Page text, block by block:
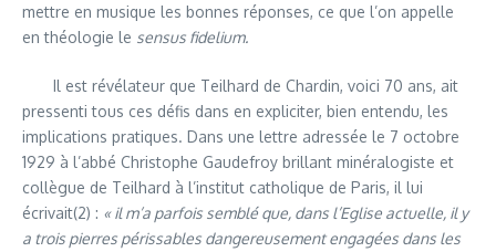
mettre en musique les bonnes réponses, ce que l’on appelle
en théologie le sensus fidelium.
Il est révélateur que Teilhard de Chardin, voici 70 ans, ait
pressenti tous ces défis dans en expliciter, bien entendu, les
implications pratiques. Dans une lettre adressée le 7 octobre
1929 à l’abbé Christophe Gaudefroy brillant minéralogiste et
collègue de Teilhard à l’institut catholique de Paris, il lui
écrivait(2) : « il m’a parfois semblé que, dans l’Eglise actuelle, il y
a trois pierres périssables dangereusement engagées dans les